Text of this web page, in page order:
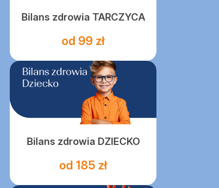
Bilans zdrowia TARCZYCA
od 99 zł
Bilans zdrowia DZIECKO
od 185 zł